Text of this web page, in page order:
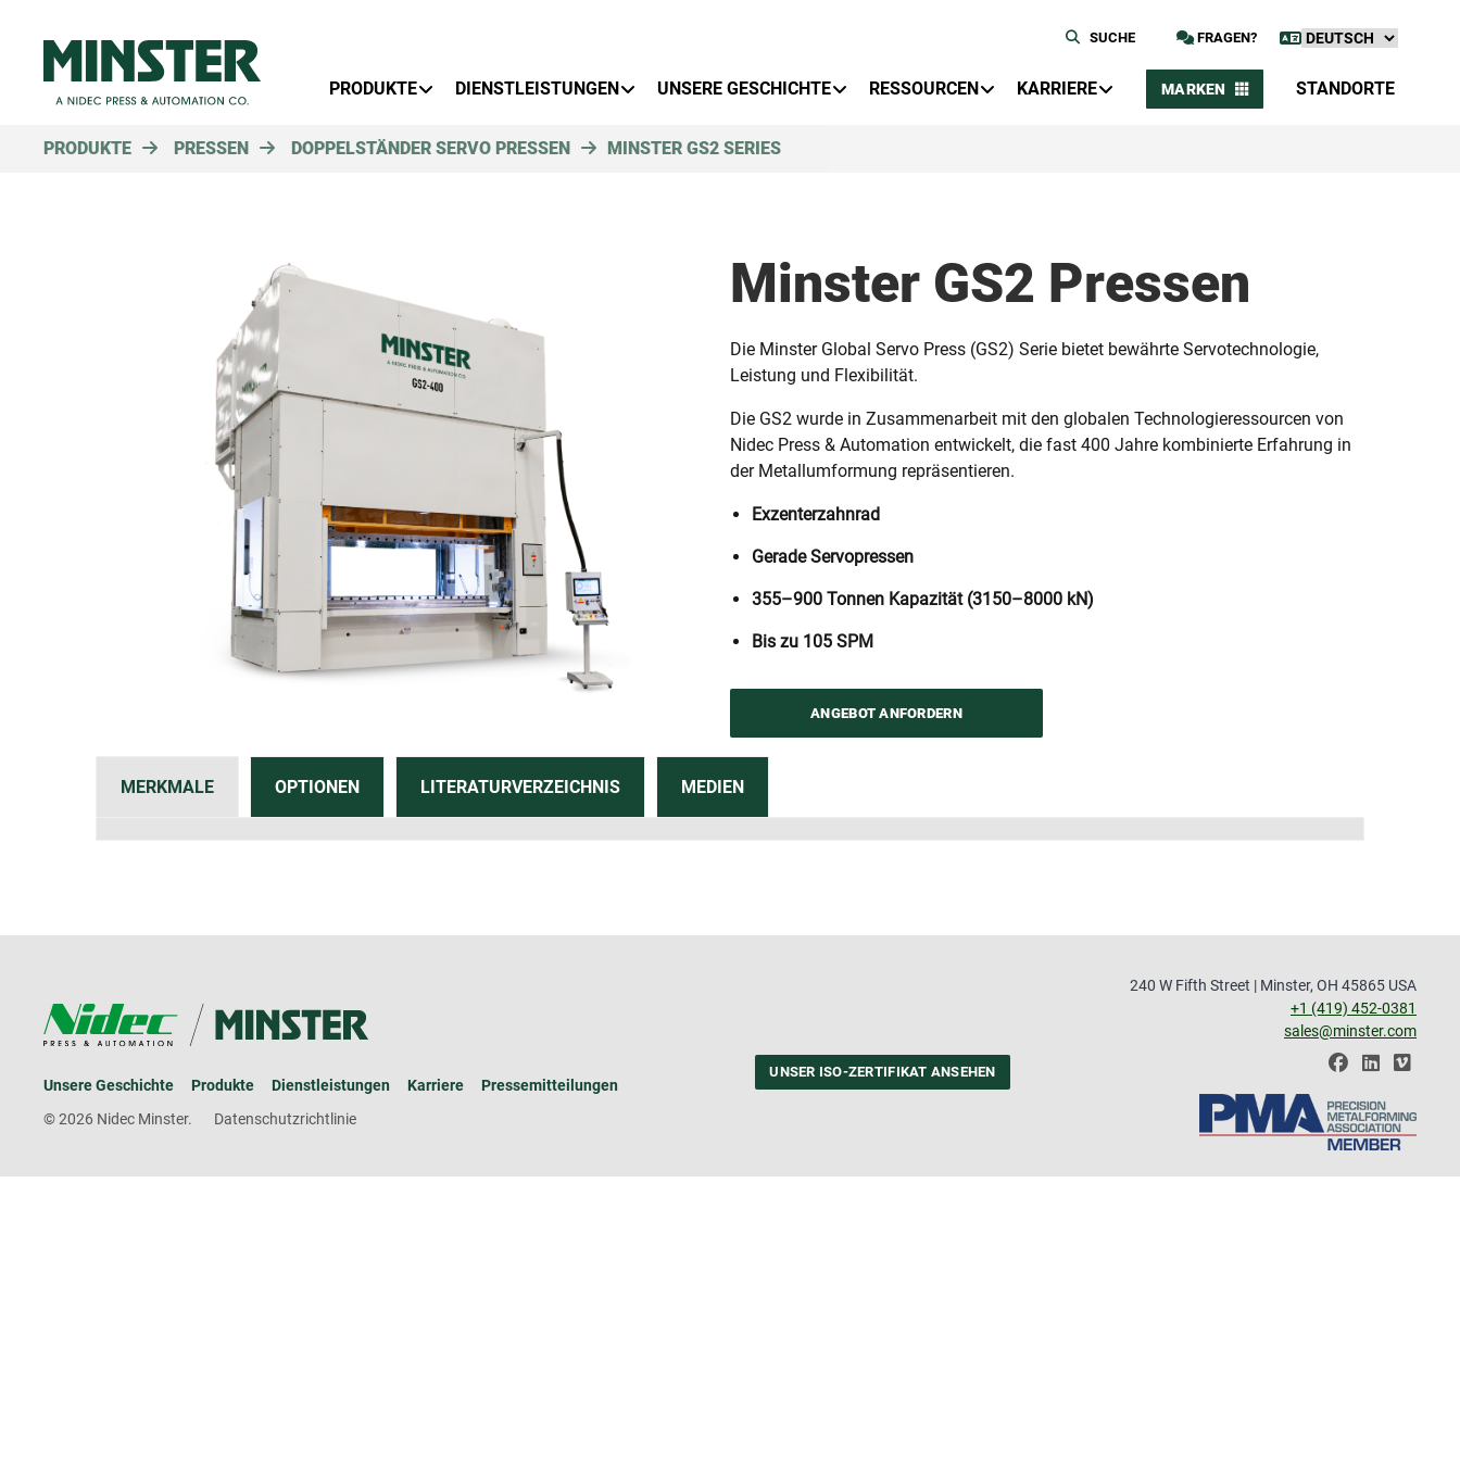
FRAGEN?
SUCHE
PRODUKTE
DIENSTLEISTUNGEN UNSERE GESCHICHTE RESSOURCEN KARRIERE MARKEN STANDORTE
PRODUKTE PRESSEN DOPPELSTÄNDER SERVO PRESSEN MINSTER GS2 SERIES
Minster GS2 Pressen
Die Minster Global Servo Press (GS2) Serie bietet bewährte Servotechnologie,
Leistung und Flexibilität.
Die GS2 wurde in Zusammenarbeit mit den globalen Technologieressourcen von
Nidec Press & Automation entwickelt, die fast 400 Jahre kombinierte Erfahrung in
der Metallumformung repräsentieren.
Exzenterzahnrad
Gerade Servopressen
355–900 Tonnen Kapazität (3150–8000 kN)
Bis zu 105 SPM
ANGEBOT ANFORDERN
MERKMALE OPTIONEN LITERATURVERZEICHNIS MEDIEN
Unsere Geschichte Produkte Dienstleistungen Karriere
Pressemitteilungen
© 2026 Nidec Minster.
Datenschutzrichtlinie
UNSER ISO-ZERTIFIKAT ANSEHEN
240 W Fifth Street | Minster, OH 45865 USA
+1 (419) 452-0381
sales@minster.com